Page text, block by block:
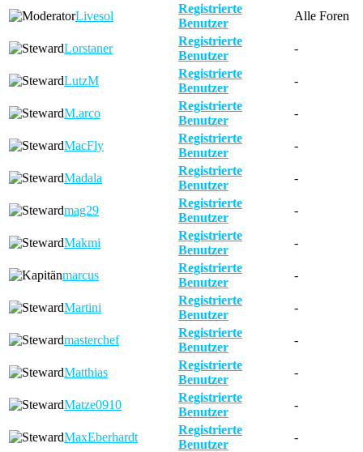
Livesol
Registrierte
Benutzer
Alle Foren
Lorstaner
Registrierte
Benutzer
-
LutzM
Registrierte
Benutzer
-
M.arco
Registrierte
Benutzer
-
MacFly
Registrierte
Benutzer
-
Madala
Registrierte
Benutzer
-
mag29
Registrierte
Benutzer
-
Makmi
Registrierte
Benutzer
-
marcus
Registrierte
Benutzer
-
Martini
Registrierte
Benutzer
-
masterchef
Registrierte
Benutzer
-
Matthias
Registrierte
Benutzer
-
Matze0910
Registrierte
Benutzer
-
MaxEberhardt
Registrierte
Benutzer
-